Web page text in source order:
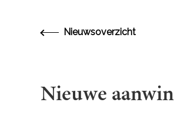
Nieuwsoverzicht
Nieuwe